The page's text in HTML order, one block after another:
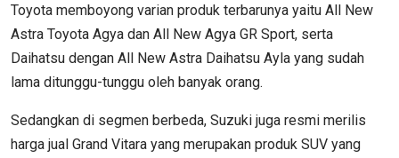
Toyota memboyong varian produk terbarunya yaitu All New
Astra Toyota Agya dan All New Agya GR Sport, serta
Daihatsu dengan All New Astra Daihatsu Ayla yang sudah
lama ditunggu-tunggu oleh banyak orang.
Sedangkan di segmen berbeda, Suzuki juga resmi merilis
harga jual Grand Vitara yang merupakan produk SUV yang